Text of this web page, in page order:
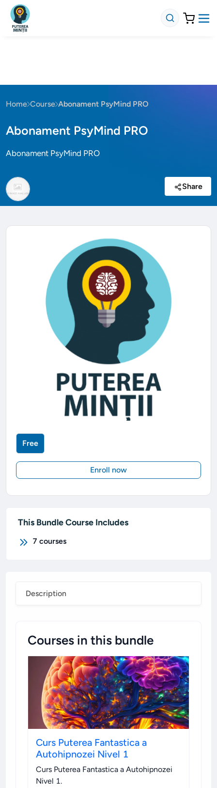
Home Course Abonament PsyMind PRO
Abonament PsyMind PRO
Abonament PsyMind PRO
Share
Description
Courses in this bundle
Curs Puterea Fantastica a
Autohipnozei Nivel 1
Curs Puterea Fantastica a Autohipnozei
Nivel 1.
Free
Enroll now
This Bundle Course Includes
7 courses